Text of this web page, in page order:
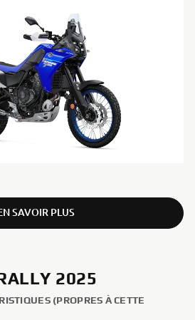
SAVOIR PLUS
2025
(PROPRES À CETTE